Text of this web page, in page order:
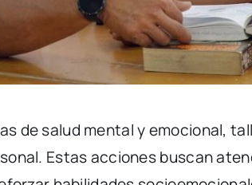
de salud mental y emocional,
Estas acciones buscan